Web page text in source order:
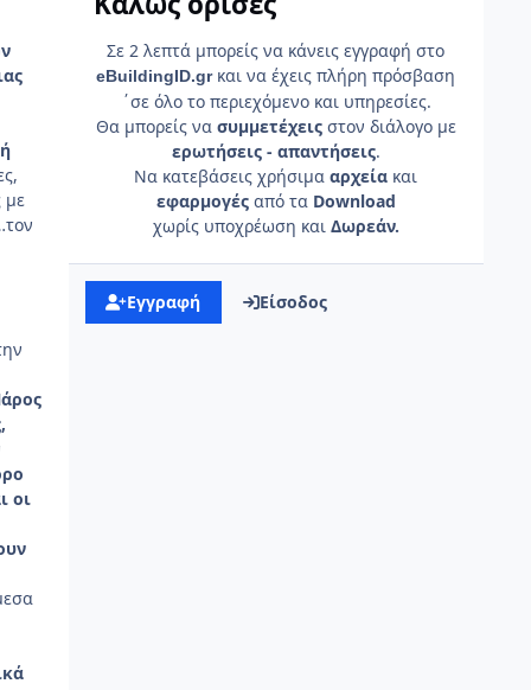
με
οι
Σε 2 λεπτά μπορείς να κάνεις εγγραφή στο
eBuildingID.gr και να έχεις πλήρη πρόσβαση
΄σε όλο το περιεχόμενο και υπηρεσίες.
Θα μπορείς να συμμετέχειςστον διάλογο με
ερωτήσεις - απαντήσεις.
Να κατεβάσεις χρήσιμααρχεία και
εφαρμογέςαπό τα Download
χωρίς υποχρέωση και Δωρεάν.
Εγγραφή Είσοδος